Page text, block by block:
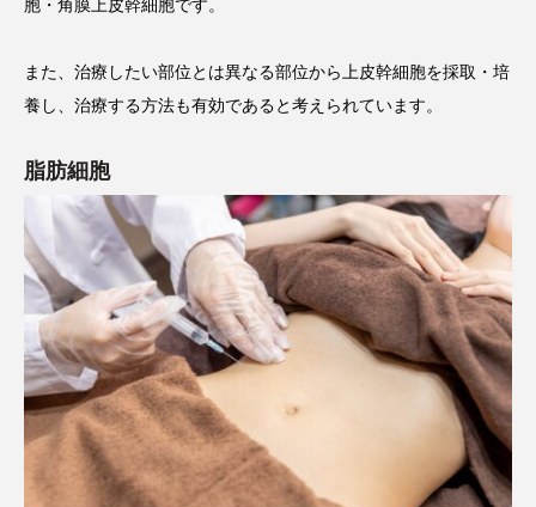
胞・角膜上皮幹細胞です。
また、治療したい部位とは異なる部位から上皮幹細胞を採取・培
養し、治療する方法も有効であると考えられています。
脂肪細胞